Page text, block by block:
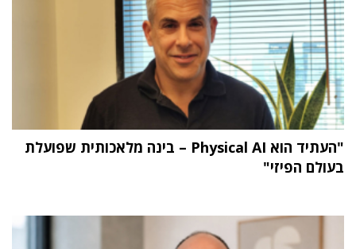
"העתיד הוא Physical AI – בינה מלאכותית שפועלת
בעולם הפיזי"